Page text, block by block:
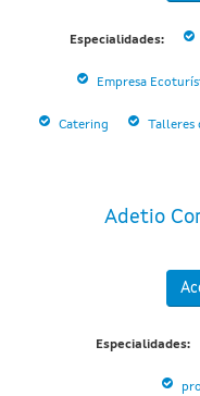
Especialidades:
Empresa
Catering
Adetio
Especialidades: